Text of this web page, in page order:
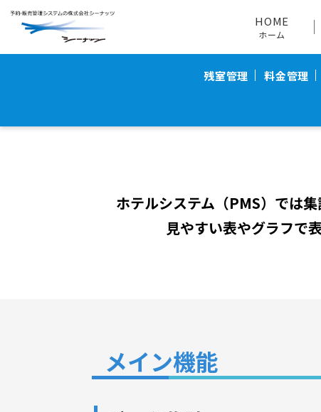
HOME
ホーム
残室管理 料金管理
HOME
ホテルシステム（PMS）では
見やすい表やグラフで
メイン機能